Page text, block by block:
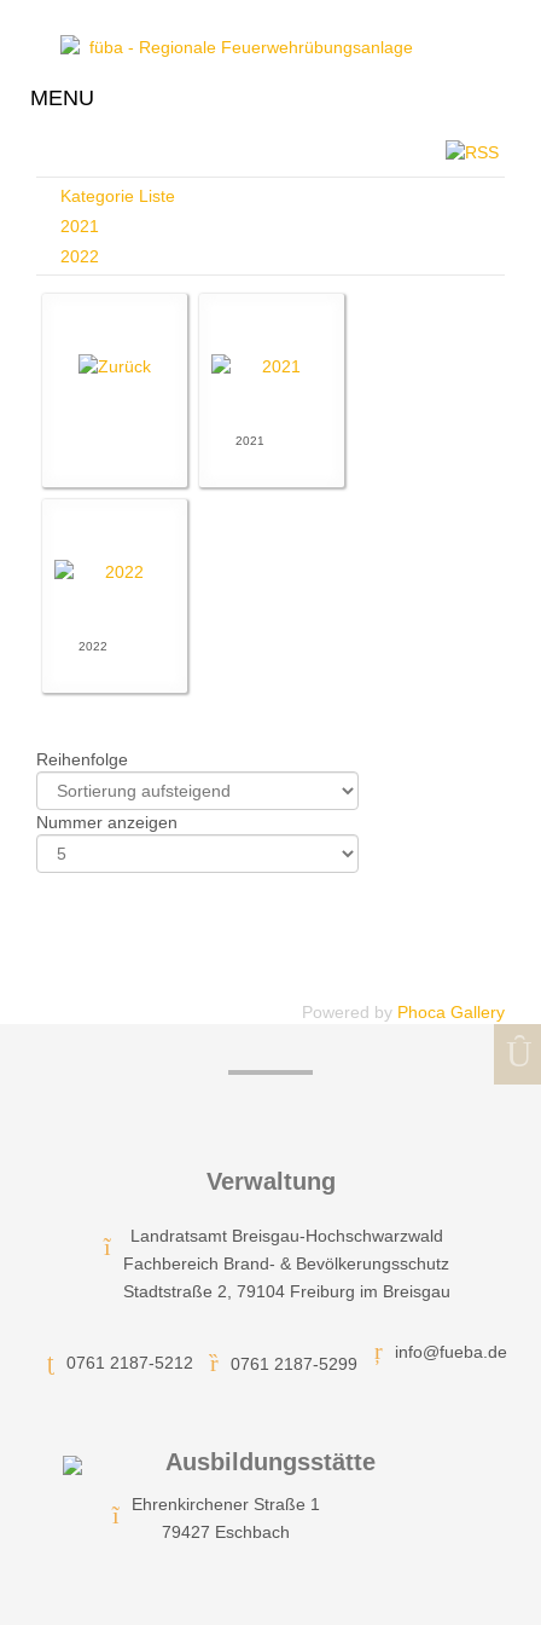
MENU
Kategorie Liste
2021
2022
2021
2022
Reihenfolge
Nummer anzeigen
Powered by Phoca Gallery
Verwaltung
Landratsamt Breisgau-Hochschwarzwald
Fachbereich Brand- & Bevölkerungsschutz
Stadtstraße 2, 79104 Freiburg im Breisgau
0761 2187-5212 0761 2187-5299
info@fueba.de
Ausbildungsstätte
Ehrenkirchener Straße 1
79427 Eschbach